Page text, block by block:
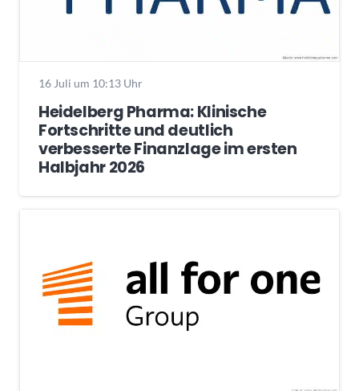
16 Juli um 10:13 Uhr
Heidelberg Pharma: Klinische
Fortschritte und deutlich
verbesserte Finanzlage im ersten
Halbjahr 2026